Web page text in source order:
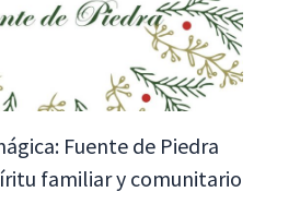
Fuente de Piedra
familiar y comunitario